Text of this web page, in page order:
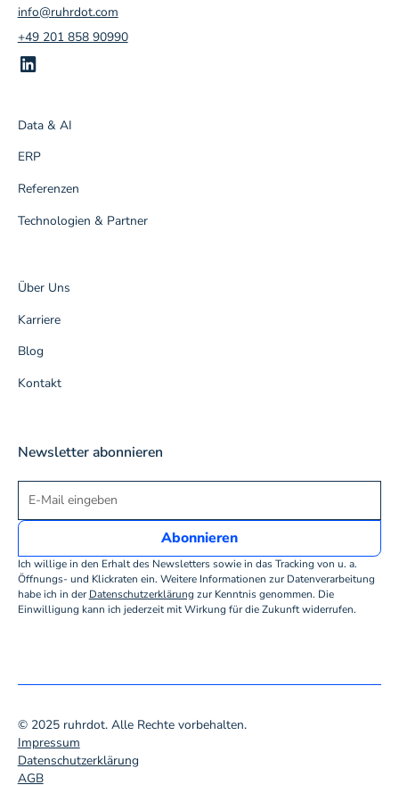
info@ruhrdot.com
+49 201 858 90990
Data & AI
ERP
Referenzen
Technologien & Partner
Über Uns
Karriere
Blog
Kontakt
Newsletter abonnieren
Ich willige in den Erhalt des Newsletters sowie in das Tracking von u. a.
Öffnungs- und Klickraten ein. Weitere Informationen zur Datenverarbeitung
habe ich in derDatenschutzerklärung zur Kenntnis genommen. Die
Einwilligung kann ich jederzeit mit Wirkung für die Zukunft widerrufen.
© 2025 ruhrdot. Alle Rechte vorbehalten.
Impressum
Datenschutzerklärung
AGB